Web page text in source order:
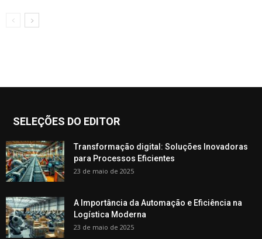
SELEÇÕES DO EDITOR
Transformação digital: Soluções Inovadoras
para Processos Eficientes
23 de maio de 2025
A Importância da Automação e Eficiência na
Logística Moderna
23 de maio de 2025